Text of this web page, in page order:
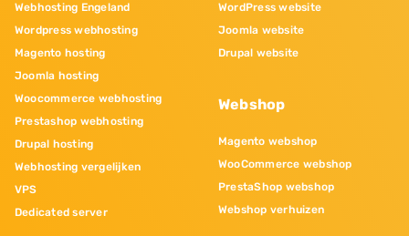
Webhosting Engeland
Wordpress webhosting
Magento hosting
Joomla hosting
Woocommerce webhosting
Prestashop webhosting
Drupal hosting
Webhosting vergelijken
VPS
Dedicated server
WordPress website
Joomla website
Drupal website
Webshop
Magento webshop
WooCommerce webshop
PrestaShop webshop
Webshop verhuizen